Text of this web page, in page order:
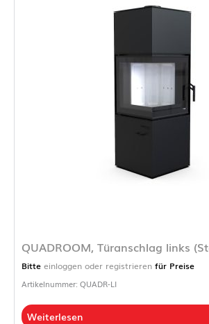
QUADROOM, Türanschlag links
Bitte einloggen oder registrieren für Preise
Artikelnummer: QUADR-LI
Weiterlesen